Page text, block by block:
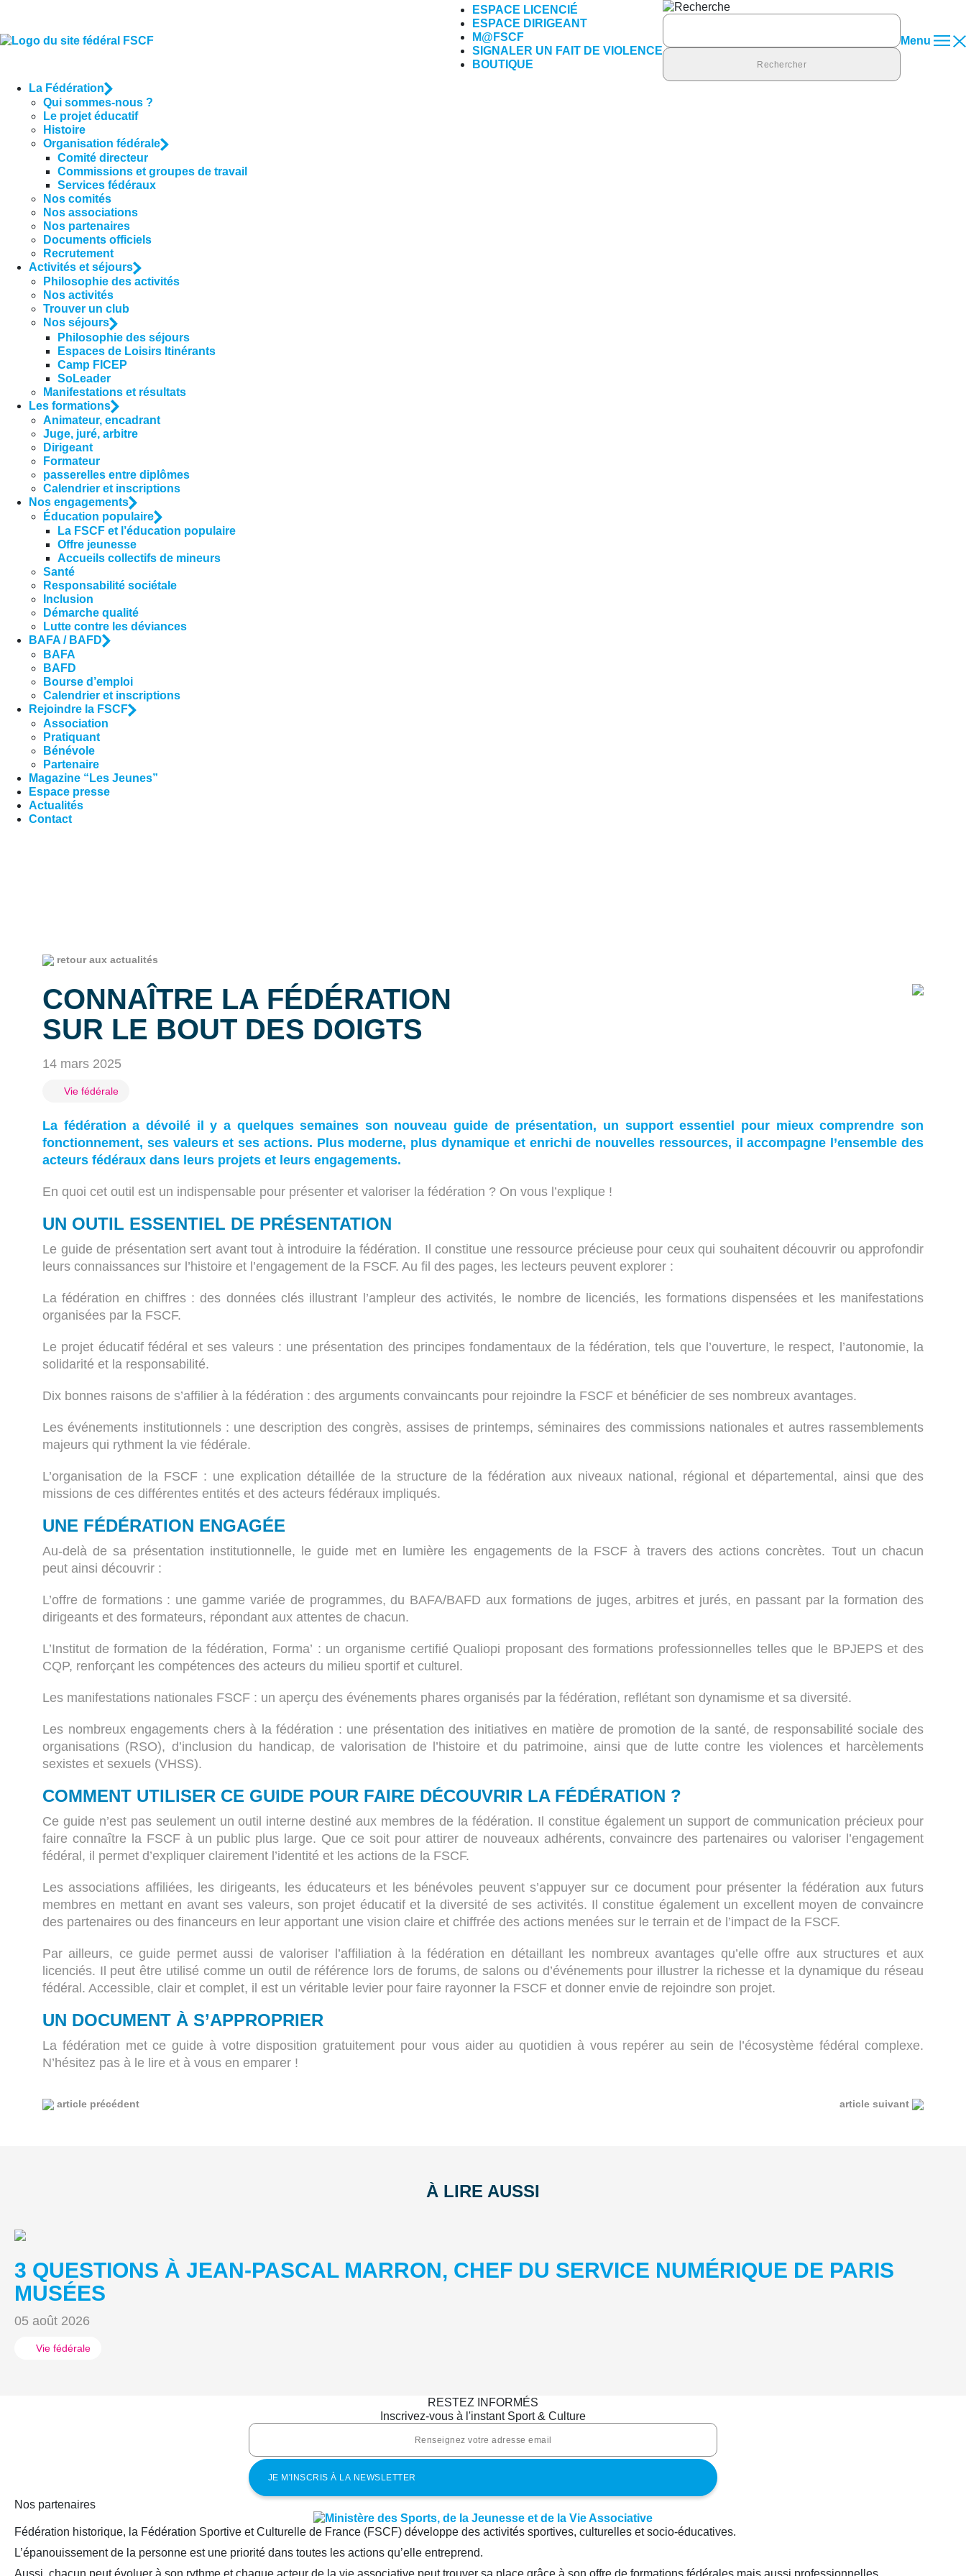
ESPACE LICENCIÉ
ESPACE DIRIGEANT
M@FSCF
SIGNALER UN FAIT DE VIOLENCE
BOUTIQUE
Rechercher :
Menu
La Fédération
Qui sommes-nous ?
Le projet éducatif
Histoire
Organisation fédérale
Comité directeur
Commissions et groupes de travail
Services fédéraux
Nos comités
Nos associations
Nos partenaires
Documents officiels
Recrutement
Activités et séjours
Philosophie des activités
Nos activités
Trouver un club
Nos séjours
Philosophie des séjours
Espaces de Loisirs Itinérants
Camp FICEP
SoLeader
Manifestations et résultats
Les formations
Animateur, encadrant
Juge, juré, arbitre
Dirigeant
Formateur
passerelles entre diplômes
Calendrier et inscriptions
Nos engagements
Éducation populaire
La FSCF et l’éducation populaire
Offre jeunesse
Accueils collectifs de mineurs
Santé
Responsabilité sociétale
Inclusion
Démarche qualité
Lutte contre les déviances
BAFA / BAFD
BAFA
BAFD
Bourse d’emploi
Calendrier et inscriptions
Rejoindre la FSCF
Association
Pratiquant
Bénévole
Partenaire
Magazine “Les Jeunes”
Espace presse
Actualités
Contact
retour aux actualités
CONNAÎTRE LA FÉDÉRATION
SUR LE BOUT DES DOIGTS
14 mars 2025
Vie fédérale
La fédération a dévoilé il y a quelques semaines son nouveau guide de présentation, un support essentiel pour mieux comprendre son
fonctionnement, ses valeurs et ses actions. Plus moderne, plus dynamique et enrichi de nouvelles ressources, il accompagne l’ensemble des
acteurs fédéraux dans leurs projets et leurs engagements.
En quoi cet outil est un indispensable pour présenter et valoriser la fédération ? On vous l’explique !
UN OUTIL ESSENTIEL DE PRÉSENTATION
Le guide de présentation sert avant tout à introduire la fédération. Il constitue une ressource précieuse pour ceux qui souhaitent découvrir ou approfondir
leurs connaissances sur l’histoire et l’engagement de la FSCF. Au fil des pages, les lecteurs peuvent explorer :
La fédération en chiffres : des données clés illustrant l’ampleur des activités, le nombre de licenciés, les formations dispensées et les manifestations
organisées par la FSCF.
Le projet éducatif fédéral et ses valeurs : une présentation des principes fondamentaux de la fédération, tels que l’ouverture, le respect, l’autonomie, la
solidarité et la responsabilité.
Dix bonnes raisons de s’affilier à la fédération : des arguments convaincants pour rejoindre la FSCF et bénéficier de ses nombreux avantages.
Les événements institutionnels : une description des congrès, assises de printemps, séminaires des commissions nationales et autres rassemblements
majeurs qui rythment la vie fédérale.
L’organisation de la FSCF : une explication détaillée de la structure de la fédération aux niveaux national, régional et départemental, ainsi que des
missions de ces différentes entités et des acteurs fédéraux impliqués.
UNE FÉDÉRATION ENGAGÉE
Au-delà de sa présentation institutionnelle, le guide met en lumière les engagements de la FSCF à travers des actions concrètes. Tout un chacun
peut ainsi découvrir :
L’offre de formations : une gamme variée de programmes, du BAFA/BAFD aux formations de juges, arbitres et jurés, en passant par la formation des
dirigeants et des formateurs, répondant aux attentes de chacun.
L’Institut de formation de la fédération, Forma’ : un organisme certifié Qualiopi proposant des formations professionnelles telles que le BPJEPS et des
CQP, renforçant les compétences des acteurs du milieu sportif et culturel.
Les manifestations nationales FSCF : un aperçu des événements phares organisés par la fédération, reflétant son dynamisme et sa diversité.
Les nombreux engagements chers à la fédération : une présentation des initiatives en matière de promotion de la santé, de responsabilité sociale des
organisations (RSO), d’inclusion du handicap, de valorisation de l’histoire et du patrimoine, ainsi que de lutte contre les violences et harcèlements
sexistes et sexuels (VHSS).
COMMENT UTILISER CE GUIDE POUR FAIRE DÉCOUVRIR LA FÉDÉRATION ?
Ce guide n’est pas seulement un outil interne destiné aux membres de la fédération. Il constitue également un support de communication précieux pour
faire connaître la FSCF à un public plus large. Que ce soit pour attirer de nouveaux adhérents, convaincre des partenaires ou valoriser l’engagement
fédéral, il permet d’expliquer clairement l’identité et les actions de la FSCF.
Les associations affiliées, les dirigeants, les éducateurs et les bénévoles peuvent s’appuyer sur ce document pour présenter la fédération aux futurs
membres en mettant en avant ses valeurs, son projet éducatif et la diversité de ses activités. Il constitue également un excellent moyen de convaincre
des partenaires ou des financeurs en leur apportant une vision claire et chiffrée des actions menées sur le terrain et de l’impact de la FSCF.
Par ailleurs, ce guide permet aussi de valoriser l’affiliation à la fédération en détaillant les nombreux avantages qu’elle offre aux structures et aux
licenciés. Il peut être utilisé comme un outil de référence lors de forums, de salons ou d’événements pour illustrer la richesse et la dynamique du réseau
fédéral. Accessible, clair et complet, il est un véritable levier pour faire rayonner la FSCF et donner envie de rejoindre son projet.
UN DOCUMENT À S’APPROPRIER
La fédération met ce guide à votre disposition gratuitement pour vous aider au quotidien à vous repérer au sein de l’écosystème fédéral complexe.
N’hésitez pas à le lire et à vous en emparer !
article précédent article suivant
À LIRE AUSSI
3 QUESTIONS À JEAN-PASCAL MARRON, CHEF DU SERVICE NUMÉRIQUE DE PARIS
MUSÉES
05 août 2026
Vie fédérale
RESTEZ INFORMÉS
Inscrivez-vous à l'instant Sport & Culture
Nos partenaires
Fédération historique, la Fédération Sportive et Culturelle de France (FSCF) développe des activités sportives, culturelles et socio-éducatives.
L’épanouissement de la personne est une priorité dans toutes les actions qu’elle entreprend.
Aussi, chacun peut évoluer à son rythme et chaque acteur de la vie associative peut trouver sa place grâce à son offre de formations fédérales mais aussi professionnelles.